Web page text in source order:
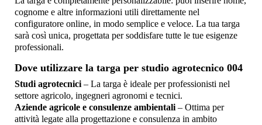
cognome e altre informazioni utili direttamente nel
configuratore online, in modo semplice e veloce. La tua targa
sarà così unica, progettata per soddisfare tutte le tue esigenze
professionali.
Dove utilizzare la targa per studio agrotecnico 004
Studi agrotecnici – La targa è ideale per professionisti nel
settore agricolo, ingegneri agronomi e tecnici.
Aziende agricole e consulenze ambientali – Ottima per
attività legate alla progettazione e consulenza in ambito